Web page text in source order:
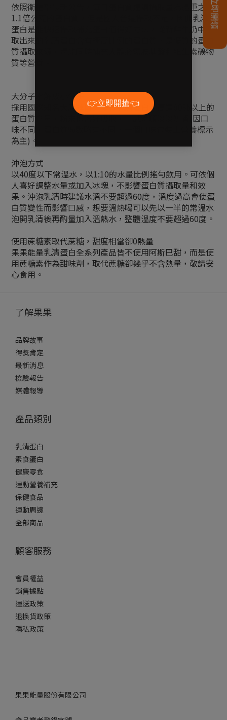
依照衛福部最新公告，每日蛋白質建議攝取量為體重之
1.1倍公克的蛋白質，但是國人普遍攝取不足，因此乳清
蛋白是能快速攝取補充蛋白值得好方法，從新鮮牛奶中萃
取出來的乳清蛋白含有極高比例的蛋白質，是優質的蛋白
質攝取來源，還能同時補充人體必需胺基酸和維生素礦物
質等營養。
大分子水解成小分子
採用國際知名大廠進口之優質乳清蛋白，高達80%以上的
蛋白質含量，粉末即溶好吸收，口感滑順淡淡奶香(因口
味不同，蛋白質%數略有不同，一個口味包裝上營養標示
為主)。
沖泡方式
以40度以下常溫水，以1:10的水量比例搖勻飲用。可依個
人喜好調整水量或加入冰塊，不影響蛋白質攝取量和效
果。沖泡乳清時建議水溫不要超過60度，溫度過高會使蛋
白質變性而影響口感，想要溫熱喝可以先以一半的常溫水
泡開乳清後再酌量加入溫熱水，整體溫度不要超過60度。
使用蔗糖素取代蔗糖，甜度相當卻0熱量
果果能量乳清蛋白全系列產品皆不使用阿斯巴甜，而是使
用蔗糖素作為甜味劑，取代蔗糖卻幾乎不含熱量，敬請安
心食用。
了解果果
品牌故事
得獎肯定
最新消息
檢驗報告
媒體報導
產品類別
乳清蛋白
素食蛋白
健康零食
運動營養補充
保健食品
運動周邊
全部商品
顧客服務
會員權益
銷售據點
運送政策
退換貨政策
隱私政策
果果能量股份有限公司